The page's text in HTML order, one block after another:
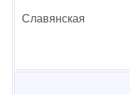
Славянская